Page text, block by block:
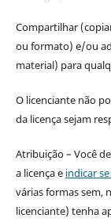
Compartilhar
ou formato) e/ou
material) para
O licenciante não
da licença sejam
Atribuição – Você
a licença e indicar
várias formas sem,
licenciante) tenha